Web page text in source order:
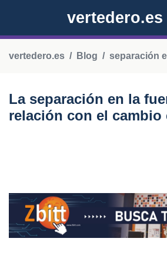
vertedero.es
vertedero.es Blog separación
La separación en la
relación con el cambio